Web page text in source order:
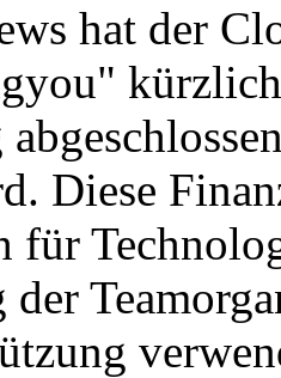
hat der
Diese
für
der